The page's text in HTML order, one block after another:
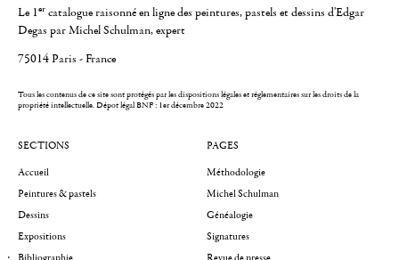
Le 1er catalogue raisonné en ligne des peintures, pastels et dessins d'Edgar
Degas par Michel Schulman, expert
75014 Paris - France
Tous les contenus de ce site sont protégés par les dispositions légales et réglementaires sur les droits de la
propriété intellectuelle.Dépot légal BNF : 1er décembre 2022
SECTIONS
Accueil
Peintures & pastels
Dessins
Expositions
PAGES
Méthodologie
Michel Schulman
Généalogie
Signatures